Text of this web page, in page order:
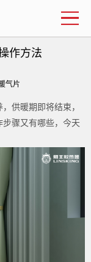
作方法
气片
供暖期即将结束，
骤又有哪些，今天